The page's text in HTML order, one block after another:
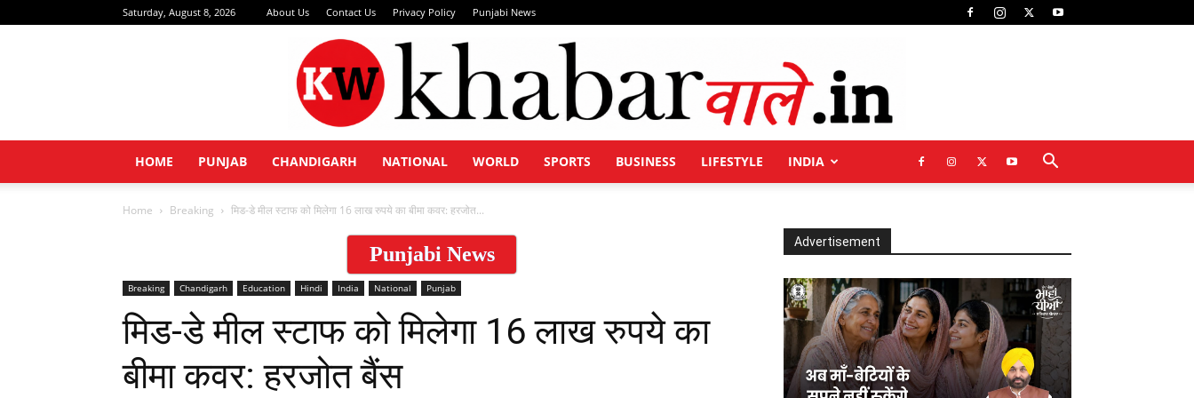
Saturday, August 8, 2026 About Us Contact Us Privacy Policy Punjabi News
Khabar
HOME PUNJAB CHANDIGARH NATIONAL WORLD SPORTS BUSINESS LIFESTYLE INDIA
Home Breaking मिड-डे मील स्टाफ को मिलेगा 16 लाख रुपये का बीमा कवर: हरजोत...
Punjabi News
Breaking Chandigarh Education Hindi India National Punjab
मिड-डे मील स्टाफ को मिलेगा 16 लाख रुपये का
बीमा कवर: हरजोत बैंस
Advertisement